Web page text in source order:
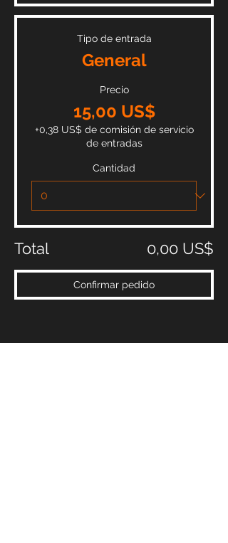
Tipo de entrada
General
Precio
15,00 US$
+0,38 US$ de comisión de servicio
de entradas
Cantidad
Total 0,00 US$
Confirmar pedido